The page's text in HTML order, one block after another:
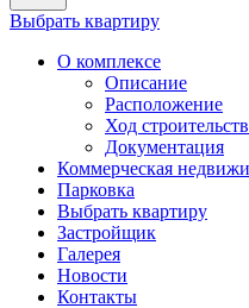
Выбрать квартиру
О комплексе
Описание
Расположение
Ход
Документация
Коммерческая
Парковка
Выбрать квартиру
Застройщик
Галерея
Новости
Контакты